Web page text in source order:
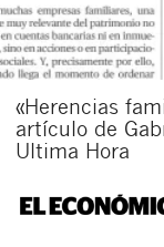
«Herencias
artículo de
Ultima Hora